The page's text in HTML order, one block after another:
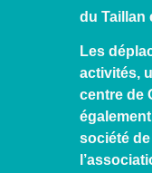
du Taillan
Les
activités,
centre de
société